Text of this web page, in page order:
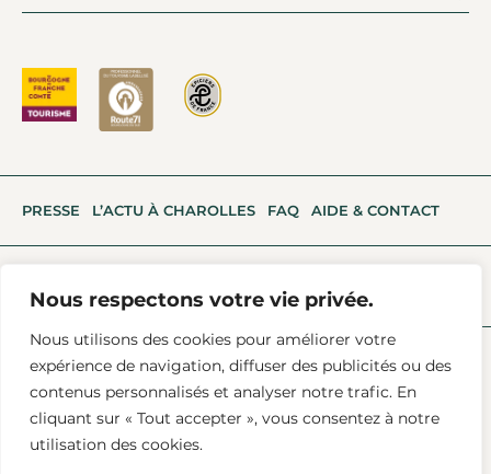
Nous respectons votre vie privée.
Nous utilisons des cookies pour améliorer votre
expérience de navigation, diffuser des publicités ou des
contenus personnalisés et analyser notre trafic. En
cliquant sur « Tout accepter », vous consentez à notre
utilisation des cookies.
PRESSE L’ACTU À CHAROLLES FAQ AIDE & CONTACT
Tous Droits Réservés © 2025 Agence Bonne Maison
Données (RGPD)